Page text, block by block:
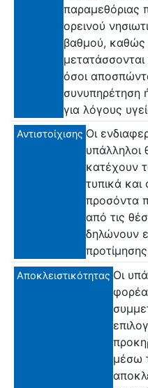
παραμεθόριας
ορεινού
βαθμού, καθώς
μετατάσσονται
όσοι
συνυπηρέτηση
για λόγους
Αντιστοίχισης Οι
υπάλληλοι
κατέχουν
τυπικά και
προσόντα
από τις
δηλώνουν
Αποκλειστικότητας Οι
μέσω